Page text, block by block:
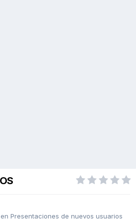
en Presentaciones de nuevos usuarios